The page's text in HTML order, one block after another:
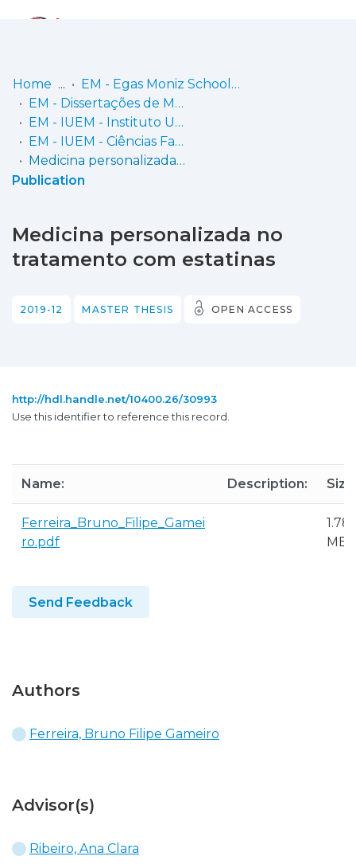
Communities
& Collections
Browse repository
Statistics
Home
EM - Egas Moniz School of Health & Science
EM - Dissertações de Mestrado
EM - IUEM - Instituto Universitário Egas Moniz
EM - IUEM - Ciências Farmacêuticas
Medicina personalizada no tratamento com estatinas
Publication
Medicina personalizada no
tratamento com estatinas
2019-12 MASTER THESIS OPEN ACCESS
http://hdl.handle.net/10400.26/30993
Use this identifier to reference this record.
Name: Description:
Ferreira_Bruno_Filipe_Gamei
ro.pdf
1.78
MB
Send Feedback
Authors
Ferreira, Bruno Filipe Gameiro
Advisor(s)
Ribeiro, Ana Clara